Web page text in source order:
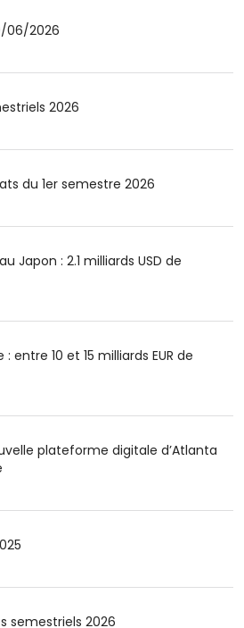
06/2026
2026
du 1er semestre 2026
Japon : 2.1 milliards USD de
entre 10 et 15 milliards EUR de
plateforme digitale d’Atlanta
semestriels 2026